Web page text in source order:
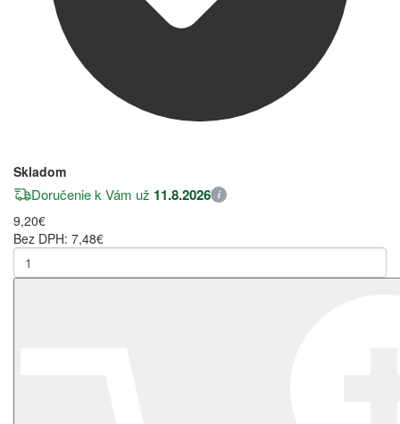
Skladom
Doručenie k Vám už 11.8.2026 i
9,20€
Bez DPH: 7,48€